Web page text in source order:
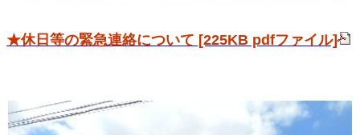
★休日等の緊急連絡について [225KB pdfファイル]